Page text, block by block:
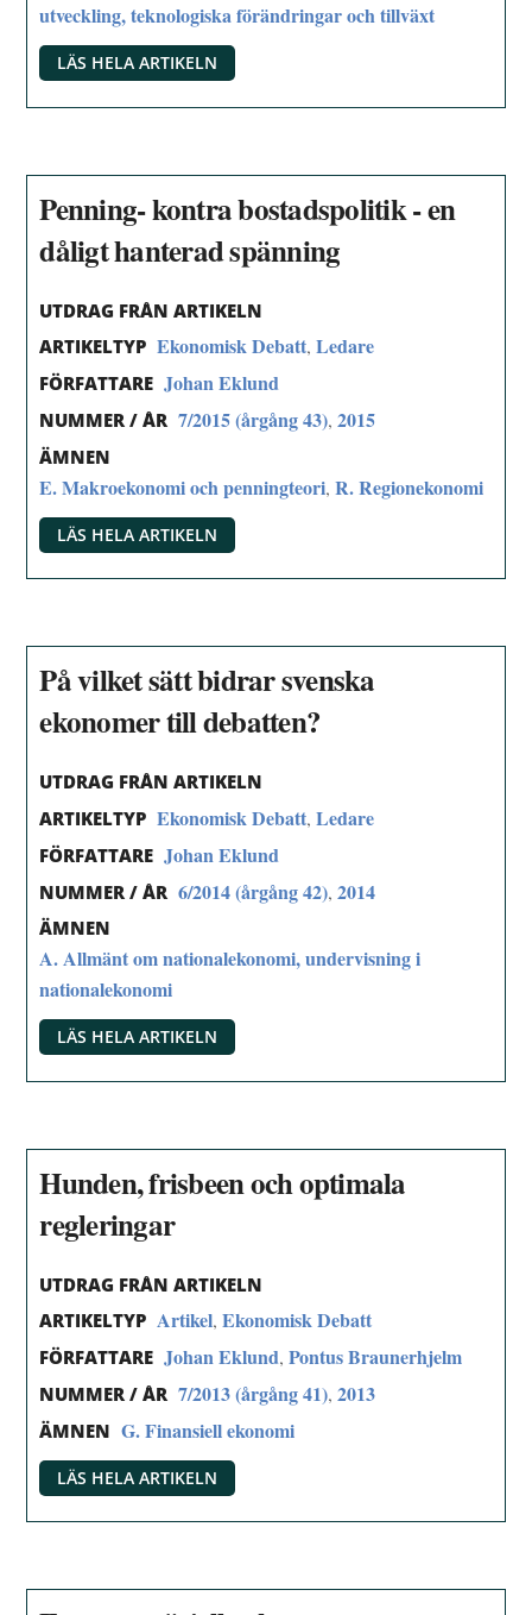
utveckling, teknologiska förändringar och tillväxt
LÄS HELA ARTIKELN
Penning- kontra bostadspolitik - en
dåligt hanterad spänning
UTDRAG FRÅN ARTIKELN
ARTIKELTYP Ekonomisk Debatt,Ledare
FÖRFATTARE Johan Eklund
NUMMER / ÅR 7/2015 (årgång 43),2015
ÄMNEN
E. Makroekonomi och penningteori,R. Regionekonomi
LÄS HELA ARTIKELN
På vilket sätt bidrar svenska
ekonomer till debatten?
UTDRAG FRÅN ARTIKELN
ARTIKELTYP Ekonomisk Debatt,Ledare
FÖRFATTARE Johan Eklund
NUMMER / ÅR 6/2014 (årgång 42),2014
ÄMNEN
A. Allmänt om nationalekonomi, undervisning i
nationalekonomi
LÄS HELA ARTIKELN
Hunden, frisbeen och optimala
regleringar
UTDRAG FRÅN ARTIKELN
ARTIKELTYP Artikel,Ekonomisk Debatt
FÖRFATTARE Johan Eklund,Pontus Braunerhjelm
NUMMER / ÅR 7/2013 (årgång 41),2013
ÄMNEN G. Finansiell ekonomi
LÄS HELA ARTIKELN